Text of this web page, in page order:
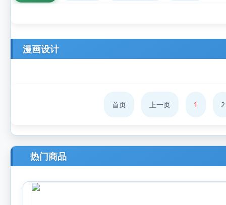
漫画设计
首页 上一页 1 2
热门商品